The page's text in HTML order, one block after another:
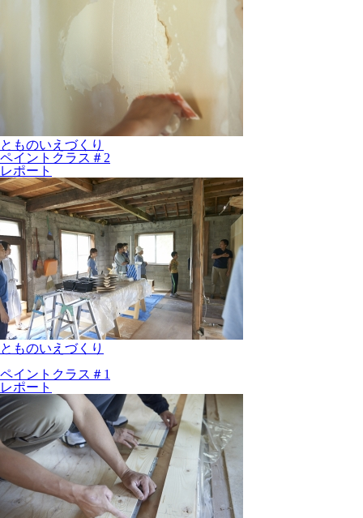
とものいえづくり
ペイントクラス＃2
レポート
とものいえづくり
ペイントクラス＃1
レポート